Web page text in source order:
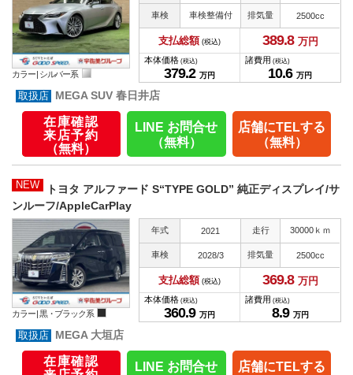
カラー | シルバー系
車検 車検整備付 排気量 2500cc
支払総額 (税込) 389.8 万円
本体価格 (税込)
379.2 万円
諸費用 (税込)
10.6 万円
MEGA SUV 春日井店
在庫確認
来店予約
（無料）
LINE お問合せ
（無料）
店舗にTELする
（無料）
NEW
トヨタ アルファード S“TYPE GOLD” 純正ディスプレイ/サ
ンルーフ/AppleCarPlay
カラー |黒・ブラック系
年式 2021 走行 30000ｋｍ
車検 2028/3 排気量 2500cc
支払総額 (税込) 369.8 万円
本体価格 (税込)
360.9 万円
諸費用 (税込)
8.9 万円
MEGA 大垣店
在庫確認
LINE お問合せ 店舗にTELする